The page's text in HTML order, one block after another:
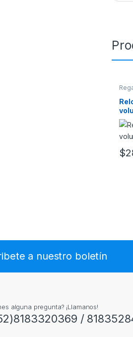
Pared
$
a nuestro boletín
alguna pregunta? ¡Llamanos!
/